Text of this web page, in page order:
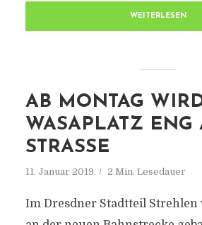
WEITERLESEN
AB MONTAG
WASAPLATZ ENG
STRASSE
11. Januar 2019 2 Min. Lesedauer
Im Dresdner Stadtteil Strehlen